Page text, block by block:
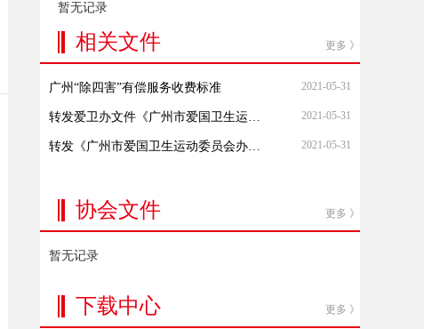
暂无记录
相关文件 更多 》
广州“除四害”有偿服务收费标准 2021-05-31
转发爱卫办文件《广州市爱国卫生运动委员会关于加强国庆节前后防蚊灭蚊工作的通知》 2021-05-31
转发《广州市爱国卫生运动委员会办公室关于规范病媒生物预防控制有偿服务机构备案工作的通知》 2021-05-31
协会文件 更多 》
暂无记录
下载中心 更多 》